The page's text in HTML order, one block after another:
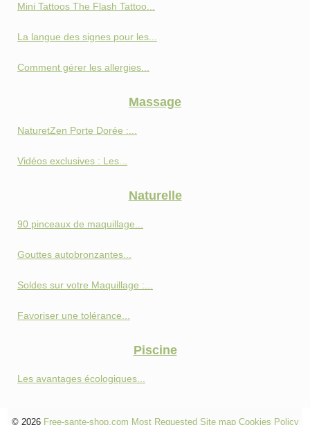
Mini Tattoos The Flash Tattoo...
La langue des signes pour les...
Comment gérer les allergies...
Massage
NaturetZen Porte Dorée :...
Vidéos exclusives : Les...
Naturelle
90 pinceaux de maquillage...
Gouttes autobronzantes...
Soldes sur votre Maquillage :...
Favoriser une tolérance...
Piscine
Les avantages écologiques...
© 2026 Free-sante-shop.com Most Requested Site map Cookies Policy